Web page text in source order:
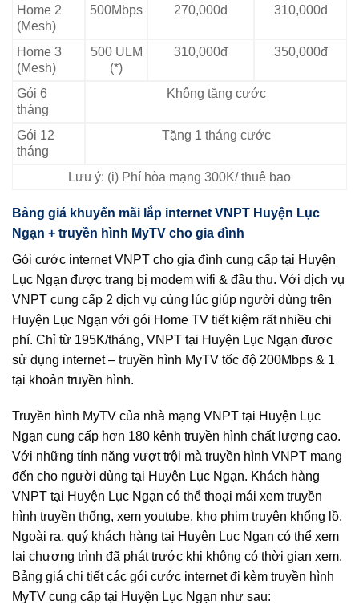
Home 2
(Mesh)
500Mbps 270,000đ 310,000đ
Home 3
(Mesh)
500 ULM
(*)
310,000đ 350,000đ
Gói 6
tháng
Không tặng cước
Gói 12
tháng
Tặng 1 tháng cước
Lưu ý: (i) Phí hòa mạng 300K/ thuê bao
Bảng giá khuyến mãi lắp internet VNPT Huyện Lục
Ngạn + truyền hình MyTV cho gia đình
Gói cước internet VNPT cho gia đình cung cấp tại Huyện
Lục Ngạn được trang bị modem wifi & đầu thu. Với dịch vụ
VNPT cung cấp 2 dịch vụ cùng lúc giúp người dùng trên
Huyện Lục Ngạn với gói Home TV tiết kiệm rất nhiều chi
phí. Chỉ từ 195K/tháng, VNPT tại Huyện Lục Ngạn được
sử dụng internet – truyền hình MyTV tốc độ 200Mbps & 1
tại khoản truyền hình.
Truyền hình MyTV của nhà mạng VNPT tại Huyện Lục
Ngạn cung cấp hơn 180 kênh truyền hình chất lượng cao.
Với những tính năng vượt trội mà truyền hình VNPT mang
đến cho người dùng tại Huyện Lục Ngạn. Khách hàng
VNPT tại Huyện Lục Ngạn có thể thoại mái xem truyền
hình truyền thống, xem youtube, kho phim truyện khổng lồ.
Ngoài ra, quý khách hàng tại Huyện Lục Ngạn có thể xem
lại chương trình đã phát trước khi không có thời gian xem.
Bảng giá chi tiết các gói cước internet đi kèm truyền hình
MyTV cung cấp tại Huyện Lục Ngạn như sau: